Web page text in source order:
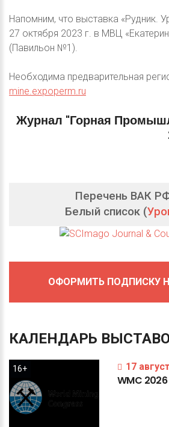
Напомним, что выставка «Рудник.
27 октября 2023 г. в МВЦ
(Павильон №1).
Необходима предварительная
mine.expoperm.ru
Журнал "Горная
Перечень ВАК
Белый список (
ОФОРМИТЬ ПОДПИСКУ
КАЛЕНДАРЬ
16+ 17
WMC 2026